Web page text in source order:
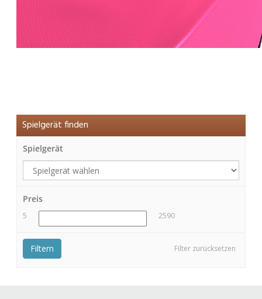
Spielgerät finden
Spielgerät
Preis
5 2590
Filter zurücksetzen
Filtern